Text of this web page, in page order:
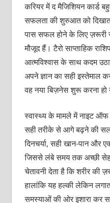
करियर में द मैजिशियन कार्ड
सफलता की शुरुआत को
पास सफल होने के लिए
मौजूद हैं। टैरो साप्ताहिक
आत्मविश्वास के साथ कदम
अपने ज्ञान का सही इस्तेमाल
वह नया बिज़नेस शुरू करना हो
स्वास्थ्य के मामले में नाइट ऑफ
सही तरीके से आगे बढ़ने की
दिनचर्या, सही खान-पान और
जिससे लंबे समय तक अच्छी
चेतावनी देता है कि शरीर की
हालांकि यह हल्की लेकिन
समस्याओं की ओर इशारा कर